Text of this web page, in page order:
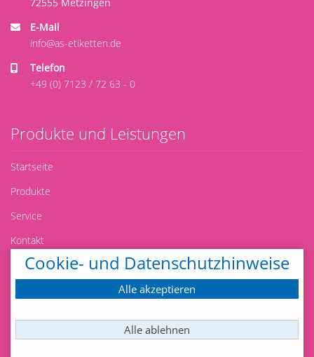
E-Mail
info@as-etiketten.de
Telefon
+49 (0) 7123 / 72 63 - 0
Produkte und Leistungen
Startseite
Produkte
Service
Kontakt
Unternehmen
Kontakt
Impressum
Cookie- und Datenschutzhinweise
Alle akzeptieren
Alle ablehnen